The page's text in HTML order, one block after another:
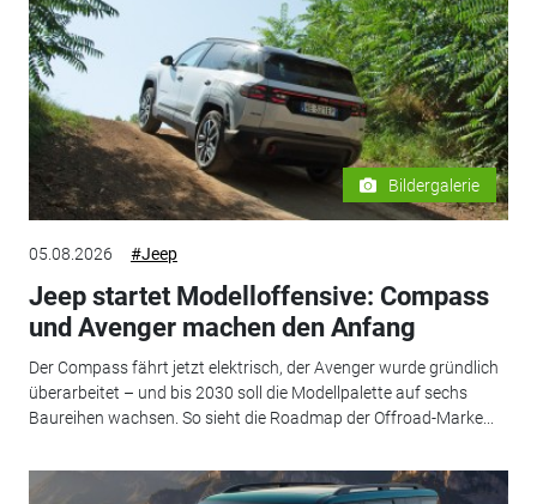
Bildergalerie
05.08.2026 #Jeep
Jeep startet Modelloffensive: Compass
und Avenger machen den Anfang
Der Compass fährt jetzt elektrisch, der Avenger wurde gründlich
überarbeitet – und bis 2030 soll die Modellpalette auf sechs
Baureihen wachsen. So sieht die Roadmap der Offroad-Marke...